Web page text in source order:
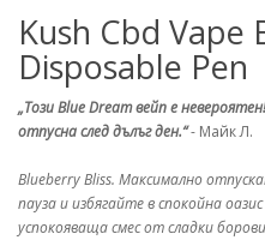
Kush Cbd Vape
Disposable Pen
„Този Blue Dream вейп е
отпусна след дълъг ден.“- Майк Л.
Blueberry Bliss. Максимално
пауза и избягайте в спокойна
успокояваща смес от сладки